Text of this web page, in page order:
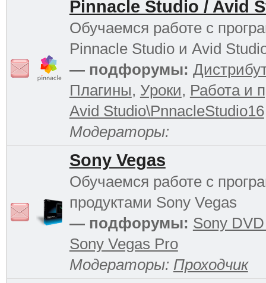
Pinnacle Studio / Avid
Обучаемся работе с
Pinnacle Studio и Avid
— подфорумы:
Плагины, Уроки, Работа и
Avid Studio\PnnacleStudio16
Модераторы:
Sony Vegas
Обучаемся работе с
продуктами Sony Vegas
— подфорумы: Sony
Sony Vegas Pro
Модераторы: Проходчик